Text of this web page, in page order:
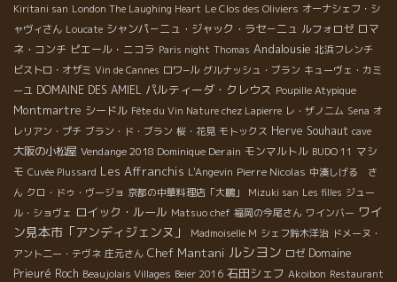
Kiritani san London The Laughing Heart Le Clos des Oliviers オーナシェフ・シ
ャヴィさん Loucate シャンパ－ニュ・ジャック・ラセ－ニュ ルフォロゼ ロマ
ネ・コンチ ピエール・ニコラ Paris night Thomas Andalousie 北浜フレンチ
ビストロ・オザミ Vin de Cannes ロワ−ル グルナッシュ・ブラン キューヴェ・カミ
ーユ DOMAINE DES AMIEL パルティーダ・クレウス Poupille Atypique
Montmartre シードル Fête du Vin Nature chez Lapierre レ・ザノ二ム Sena オ
レリアン・プチ ブラン・ド・ブラン 桜・花見 モトックス Herve Souhaut cave
大阪の小松屋 Vendange 2018 Dominique Derain モンマルトル BUDO 11 マシ
モ Cuvée Plussard Les Affranchis L'Angevin Pierre Nicolas 中湊しげる さ
ん クロ・ドゥ・ヴージョ 京都の中華料理店「大鵬」 Mizuki san Les filles ジュー
ル・ショヴェ ロイック・ルール Matsuo chef 福岡の今尾さん ワインバー ワイ
ン見本市「アンディジェンヌ」
Madmoiselle M シェフ鈴木洋治 ドメーヌ・
アント二ー・テヴネ 庄元さん Chef Mantani ルシヨン ロゼ Domaine
Prieuré Roch Beaujolais Villages Beier 2016 石田シェフ Akoibon Restaurant